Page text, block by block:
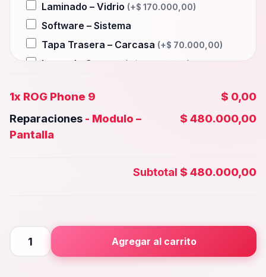
Laminado – Vidrio (+$ 170.000,00)
Software – Sistema
Tapa Trasera – Carcasa (+$ 70.000,00)
Lente de Camara
Wifi – Señal – Antena
Camara Trasera(+$ 80.000,00)
Camara frontal, Selfie – Face id
Microfono – Sensor(+$30.000,00)
Placa Principal
1x ROG Phone 9
$ 0,00
Reparaciones - Modulo –
Pantalla
$ 480.000,00
Subtotal $ 480.000,00
Phone
Agregar al carrito